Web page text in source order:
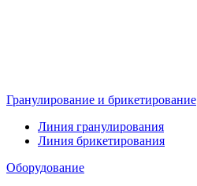
Гранулирование и брикетирование
Линия гранулирования
Линия брикетирования
Оборудование